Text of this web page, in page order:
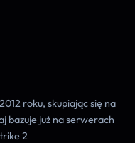
roku, skupiając się na
bazuje już na serwerach
2